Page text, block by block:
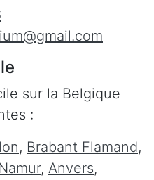
sur la Belgique
:
, Brabant Flamand,
Namur, Anvers,